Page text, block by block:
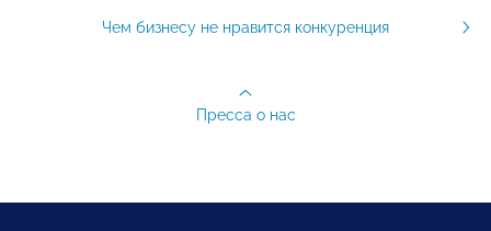
Чем бизнесу не нравится конкуренция
Пресса о нас